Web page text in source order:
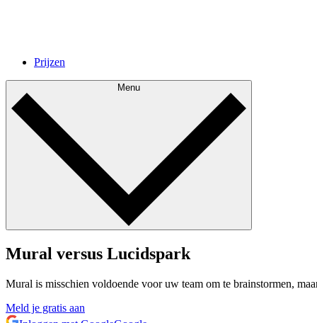
Prijzen
Menu
Mural versus Lucidspark
Mural is misschien voldoende voor uw team om te brainstormen,
Meld je gratis aan